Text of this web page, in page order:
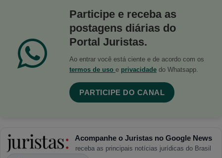
Participe e receba as
postagens diárias do
Portal Juristas.
Ao entrar você está ciente e de acordo com os
termos de uso e privacidade do Whatsapp.
PARTICIPE DO CANAL
Acompanhe o Juristas no Google News
receba as principais notícias jurídicas do Brasil